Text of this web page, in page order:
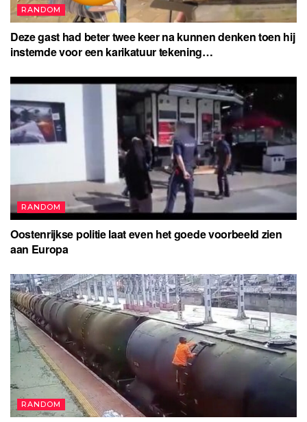
RANDOM
Deze gast had beter twee keer na kunnen denken toen hij
instemde voor een karikatuur tekening…
RANDOM
Oostenrijkse politie laat even het goede voorbeeld zien
aan Europa
RANDOM